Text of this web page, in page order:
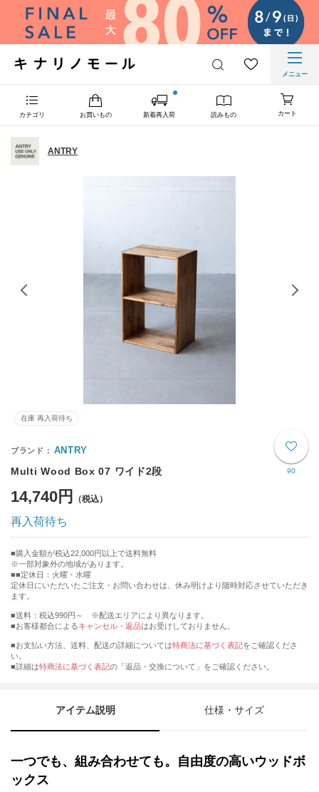
メニュー
カテゴリ お買いもの 新着再入荷 読みもの カート
ANTRY
在庫 再入荷待ち
90
ANTRY
Multi Wood Box 07 ワイド2段
14,740円
再入荷待ち
購入金額が税込22,000円以上で送料無料
※一部対象外の地域があります。
■定休日：火曜・水曜
定休日にいただいたご注文・お問い合わせは、休み明けより随時対応させていただき
ます。
■送料：税込990円～ ※配送エリアにより異なります。
■お客様都合によるキャンセル・返品はお受けしておりません。
■お支払い方法、送料、配送の詳細については特商法に基づく表記をご確認くださ
い。
■詳細は特商法に基づく表記の「返品・交換について」をご確認ください。
アイテム説明 仕様・サイズ
一つでも、組み合わせても。自由度の高いウッドボ
ックス